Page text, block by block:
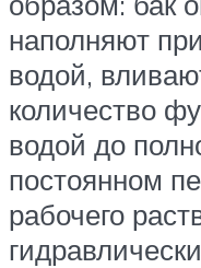
наполняют
водой,
количество
водой до
постоянном
рабочего